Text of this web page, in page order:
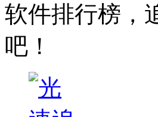
软件排行榜，
吧！